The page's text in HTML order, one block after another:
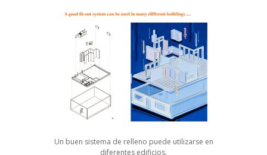
Un buen sistema de relleno puede utilizarse en
diferentes edificios.